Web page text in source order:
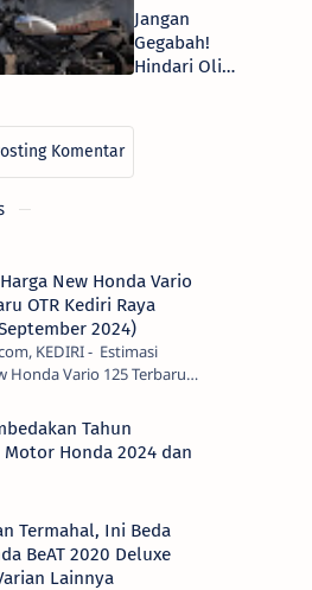
Jangan
Gegabah!
Hindari Oli
New Honda Vario
OTR Kediri Raya
2024)
KEDIRI - Estimasi
Honda Vario 125 Terbaru
Raya (Update September
sekalian, PT Astra Honda
Tahun
Honda 2024 dan
Termahal, Ini Beda
BeAT 2020 Deluxe
Lainnya